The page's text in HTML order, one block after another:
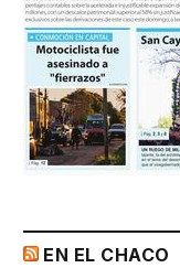
EN EL CHACO